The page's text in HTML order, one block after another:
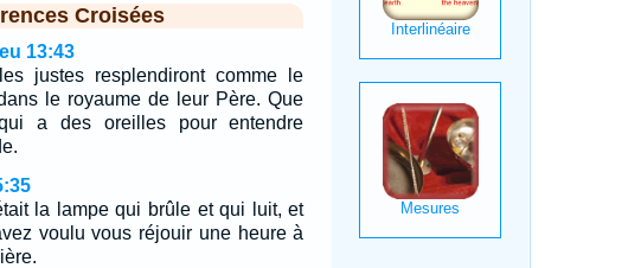
Croisées
13:43
justes resplendiront comme le
le royaume de leur Père. Que
a des oreilles pour entendre
la lampe qui brûle et qui luit, et
voulu vous réjouir une heure à